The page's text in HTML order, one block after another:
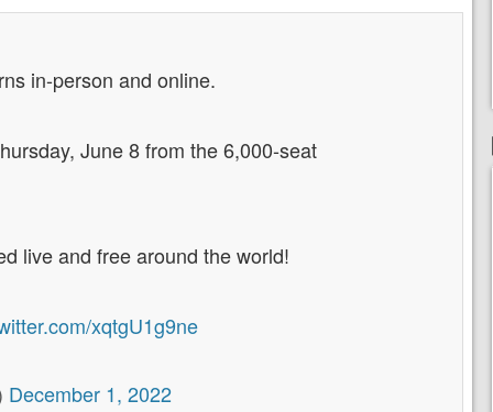
in-person and online.
June 8 from the 6,000-seat
live and free around the world!
xqtgU1g9ne
December 1, 2022